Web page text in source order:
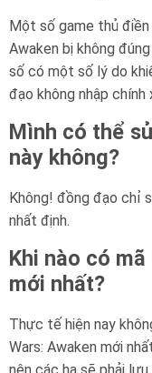
Một số game thủ
Awaken bị không
số có một số lý do
đạo không nhập chính
Mình có thể
này không?
Không! đồng đạo chỉ
nhất định.
Khi nào có
mới nhất?
Thực tế hiện nay
Wars: Awaken mới